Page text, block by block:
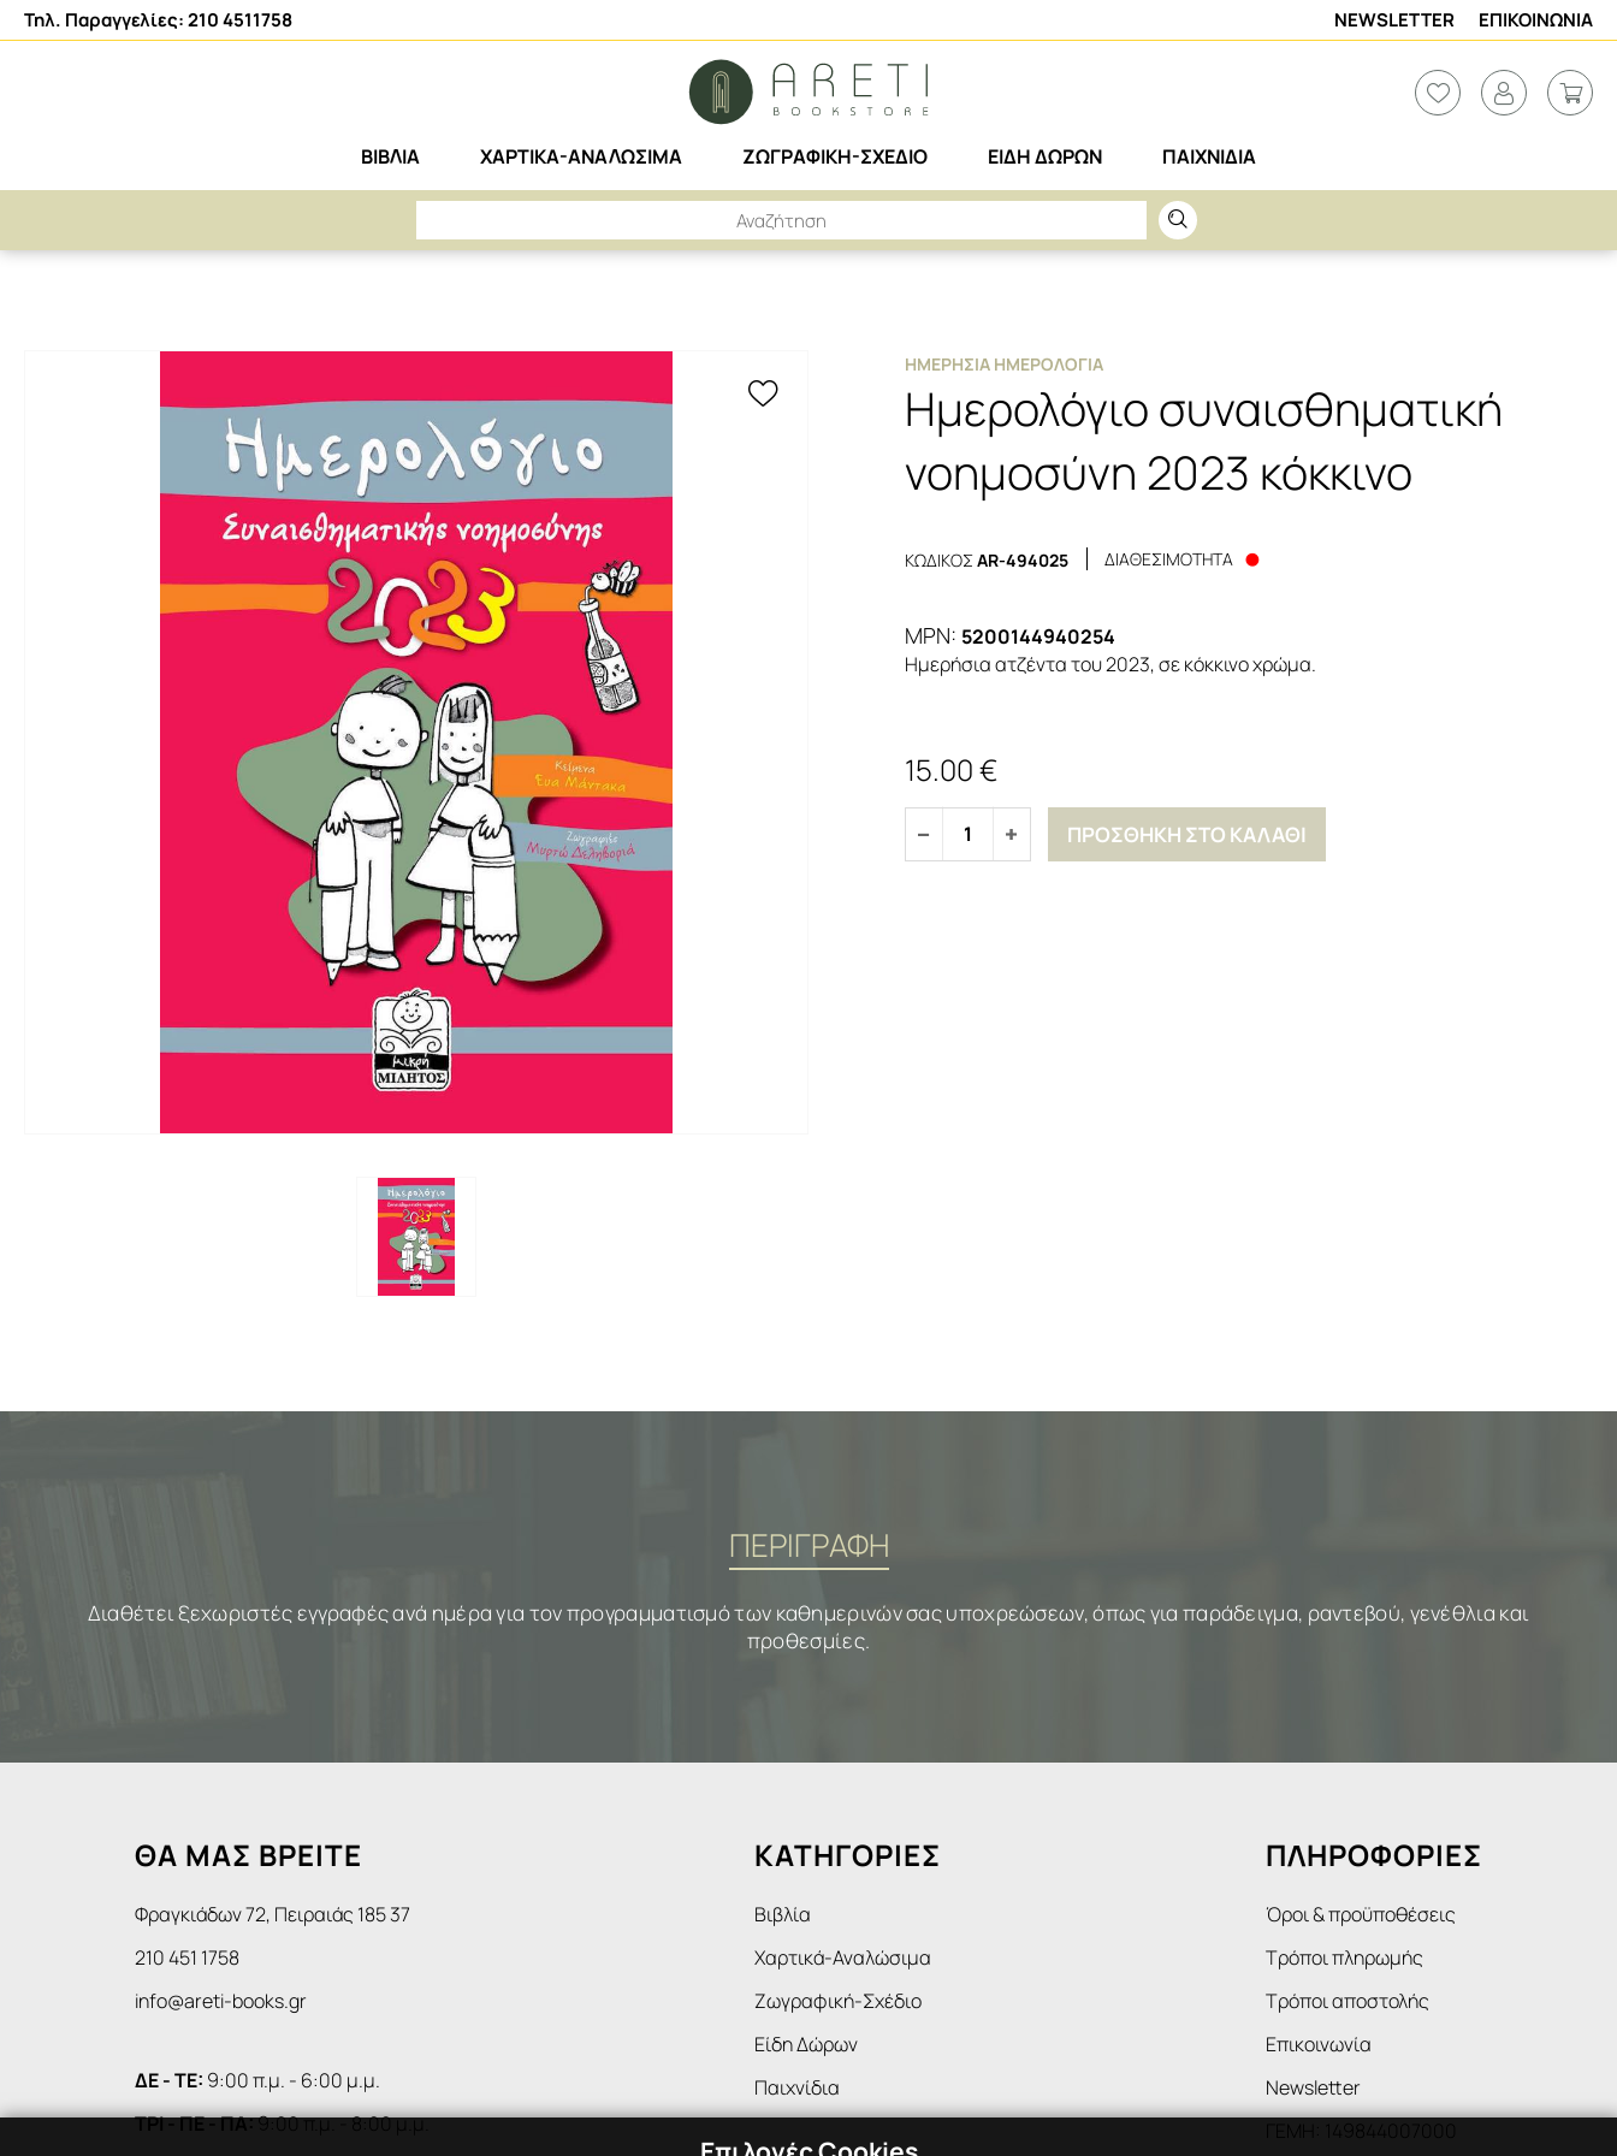
Τηλ. Παραγγελίες: 210 4511758 NEWSLETTER ΕΠΙΚΟΙΝΩΝΙΑ
ΒΙΒΛΙΑ ΧΑΡΤΙΚΑ-ΑΝΑΛΩΣΙΜΑ ΖΩΓΡΑΦΙΚΗ-ΣΧΕΔΙΟ ΕΙΔΗ ΔΩΡΩΝ ΠΑΙΧΝΙΔΙΑ
ΜΠΛΟΚ ΣΗΜΕΙΩΣΕΩΝ - ΗΜΕΡΟΛΟΓΙΑ ΗΜΕΡΗΣΙΑ ΗΜΕΡΟΛΟΓΙΑ ΗΜΕΡΟΛΟΓΙΟ ΣΥΝΑΙΣΘΗΜΑΤΙΚΗ ΝΟΗΜΟΣΥΝΗ 2023 ΚΟΚΚΙΝΟ
ΗΜΕΡΉΣΙΑ ΗΜΕΡΟΛΌΓΙΑ
Ημερολόγιο συναισθηματική
νοημοσύνη 2023 κόκκινο
ΚΩΔΙΚΟΣAR-494025 ΔΙΑΘΕΣΙΜΟΤΗΤΑ
MPN: 5200144940254
Ημερήσια ατζέντα του 2023, σε κόκκινο χρώμα.
15.00 €
1 ΠΡΟΣΘΗΚΗ ΣΤΟ ΚΑΛΑΘΙ
ΠΕΡΙΓΡΑΦΗ
Διαθέτει ξεχωριστές εγγραφές ανά ημέρα για τον προγραμματισμό των καθημερινών σας υποχρεώσεων, όπως για παράδειγμα, ραντεβού, γενέθλια και
προθεσμίες.
ΘΑ ΜΑΣ ΒΡΕΙΤΕ
Φραγκιάδων 72, Πειραιάς 185 37
210 451 1758
info@areti-books.gr
ΔΕ - ΤΕ: 9:00 π.μ. - 6:00 μ.μ.
ΤΡΙ - ΠΕ - ΠΑ:9:00 π.μ. - 8:00 μ.μ.
ΚΑΤΗΓΟΡΙΕΣ
Βιβλία
Χαρτικά-Αναλώσιμα
Ζωγραφική-Σχέδιο
Είδη Δώρων
Παιχνίδια
ΠΛΗΡΟΦΟΡΙΕΣ
Όροι & προϋποθέσεις
Τρόποι πληρωμής
Τρόποι αποστολής
Επικοινωνία
Newsletter